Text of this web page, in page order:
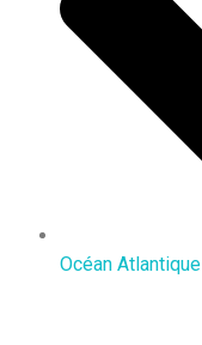
Océan Atlantique